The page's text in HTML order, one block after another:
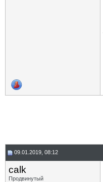
09.01.2019, 08:12
calk
Продвинутый